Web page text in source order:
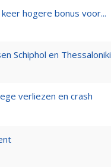
hogere bonus voor...
Schiphol en Thessaloniki
verliezen en crash